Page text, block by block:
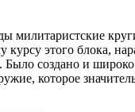
милитаристские
курсу этого блока,
создано и широко
которое